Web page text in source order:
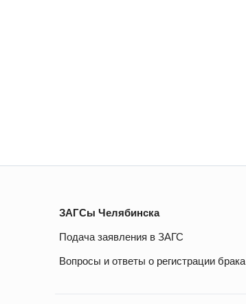
ЗАГСы Челябинска
Подача заявления в ЗАГС
Вопросы и ответы о регистрации брака